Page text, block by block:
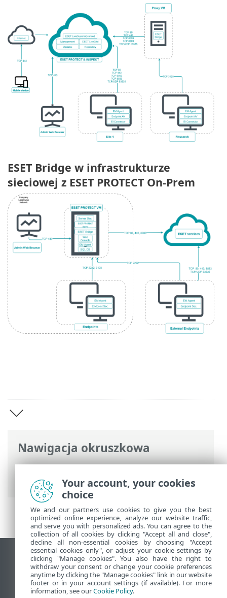
Nawigacja okruszkowa
Pomoc online ESET>ESET Bridge>
Wprowadzenie ESET Bridge
ESET Bridge w infrastrukturze
sieciowej z ESET PROTECT On-Prem
Wyświetl witrynę internetową dla
komputerów
End of Life
Your account, your cookies
choice
We and our partners use cookies to give you the best
optimized online experience, analyze our website traffic,
and serve you with personalized ads. You can agree to the
collection of all cookies by clicking "Accept all and close",
decline all non-essential cookies by choosing "Accept
essential cookies only", or adjust your cookie settings by
clicking "Manage cookies". You also have the right to
withdraw your consent or change your cookie preferences
anytime by clicking the "Manage cookies" link in our website
footer or in your account settings (if available). For more
information, see ourCookie Policy.